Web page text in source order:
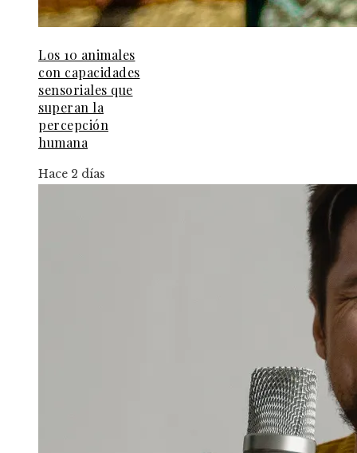
Los 10 animales
con capacidades
sensoriales que
superan la
percepción
humana
Hace 2 días